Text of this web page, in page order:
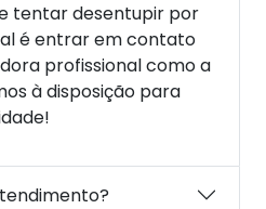
tentar desentupir por
é entrar em contato
profissional como a
à disposição para